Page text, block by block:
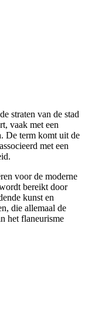
straten van de stad
vaak met een
De term komt uit de
met een
voor de moderne
bereikt door
kunst en
die allemaal de
het flaneurisme